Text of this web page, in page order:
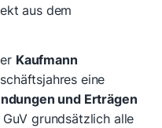
aus dem
Kaufmann
eine
und Erträgen
grundsätzlich alle